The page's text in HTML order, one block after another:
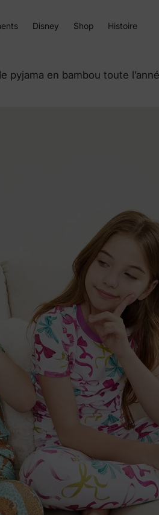
Disney Shop Histoire
pyjama en bambou toute